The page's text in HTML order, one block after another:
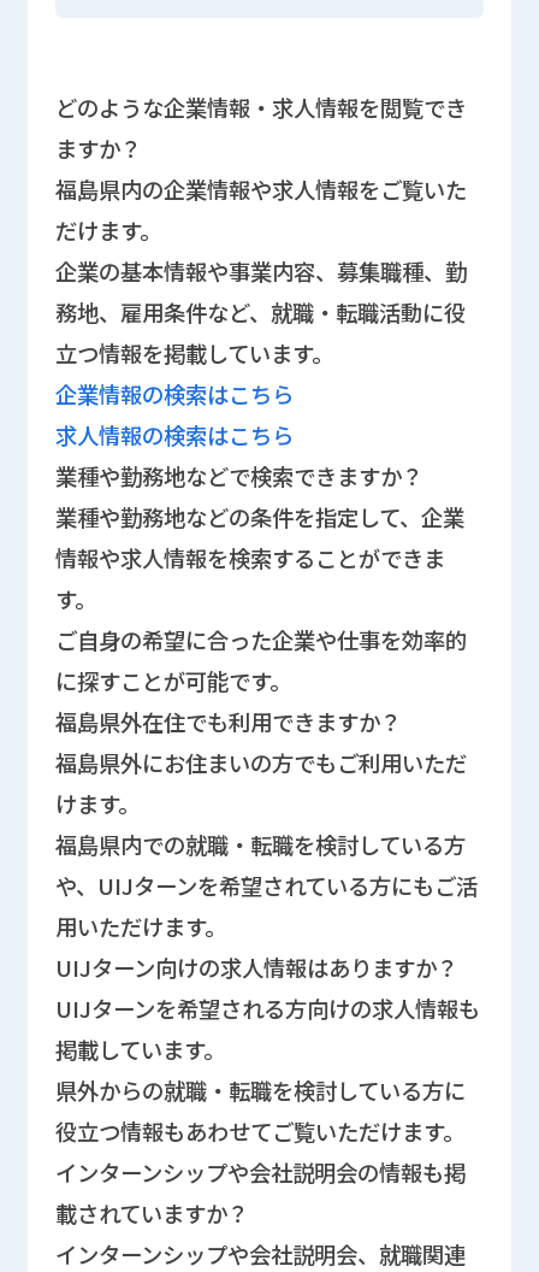
どのような企業情報・求人情報を閲覧でき
ますか？
福島県内の企業情報や求人情報をご覧いた
だけます。
企業の基本情報や事業内容、募集職種、勤
務地、雇用条件など、就職・転職活動に役
立つ情報を掲載しています。
企業情報の検索はこちら
求人情報の検索はこちら
業種や勤務地などで検索できますか？
業種や勤務地などの条件を指定して、企業
情報や求人情報を検索することができま
す。
ご自身の希望に合った企業や仕事を効率的
に探すことが可能です。
福島県外在住でも利用できますか？
福島県外にお住まいの方でもご利用いただ
けます。
福島県内での就職・転職を検討している方
や、UIJターンを希望されている方にもご活
用いただけます。
UIJターン向けの求人情報はありますか？
UIJターンを希望される方向けの求人情報も
掲載しています。
県外からの就職・転職を検討している方に
役立つ情報もあわせてご覧いただけます。
インターンシップや会社説明会の情報も掲
載されていますか？
インターンシップや会社説明会、就職関連